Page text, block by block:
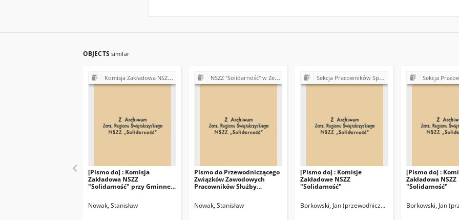
OBJECTS similar
Komisja Zakładowa NSZZ "Solidarność" przy Gminnej Spółdzielni "Samopomoc Chłopska" w Bodzentynie
[Pismo do] : Komisja
Zakładowa NSZZ
"Solidarność" przy Gminnej
Nowak, Stanisław
NSZZ "Solidarność" w Zespole Opieki Zdrowotnej w Kazimierzy Wielkiej
Pismo do Przewodniczącego
Związków Zawodowych
Pracowników Służby
Nowak, Stanisław
Sekcja Pracowników Spółdzielczości Rolniczej "Samopomoc Chłopska" NSZZ "Solidarność"
[Pismo do] : Komisje
Zakładowe NSZZ
"Solidarność"
Borkowski, Jan (przewodniczący RKK) NSZZ
Sekcja Pracowników Spółdzielczości Rolniczej
[Pismo do] :
Zakładowa NSZZ
"Solidarność"
Borkowski, Jan